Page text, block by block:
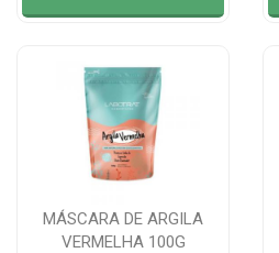
MÁSCARA DE ARGILA
VERMELHA 100G